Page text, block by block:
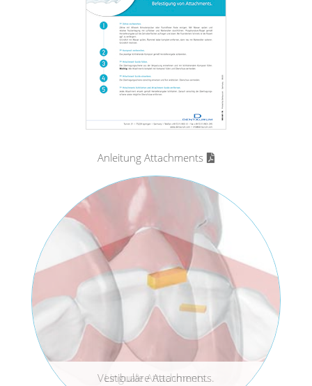
Anleitung Attachments
Vestibuläre Attachments.
Linguale Attachments.